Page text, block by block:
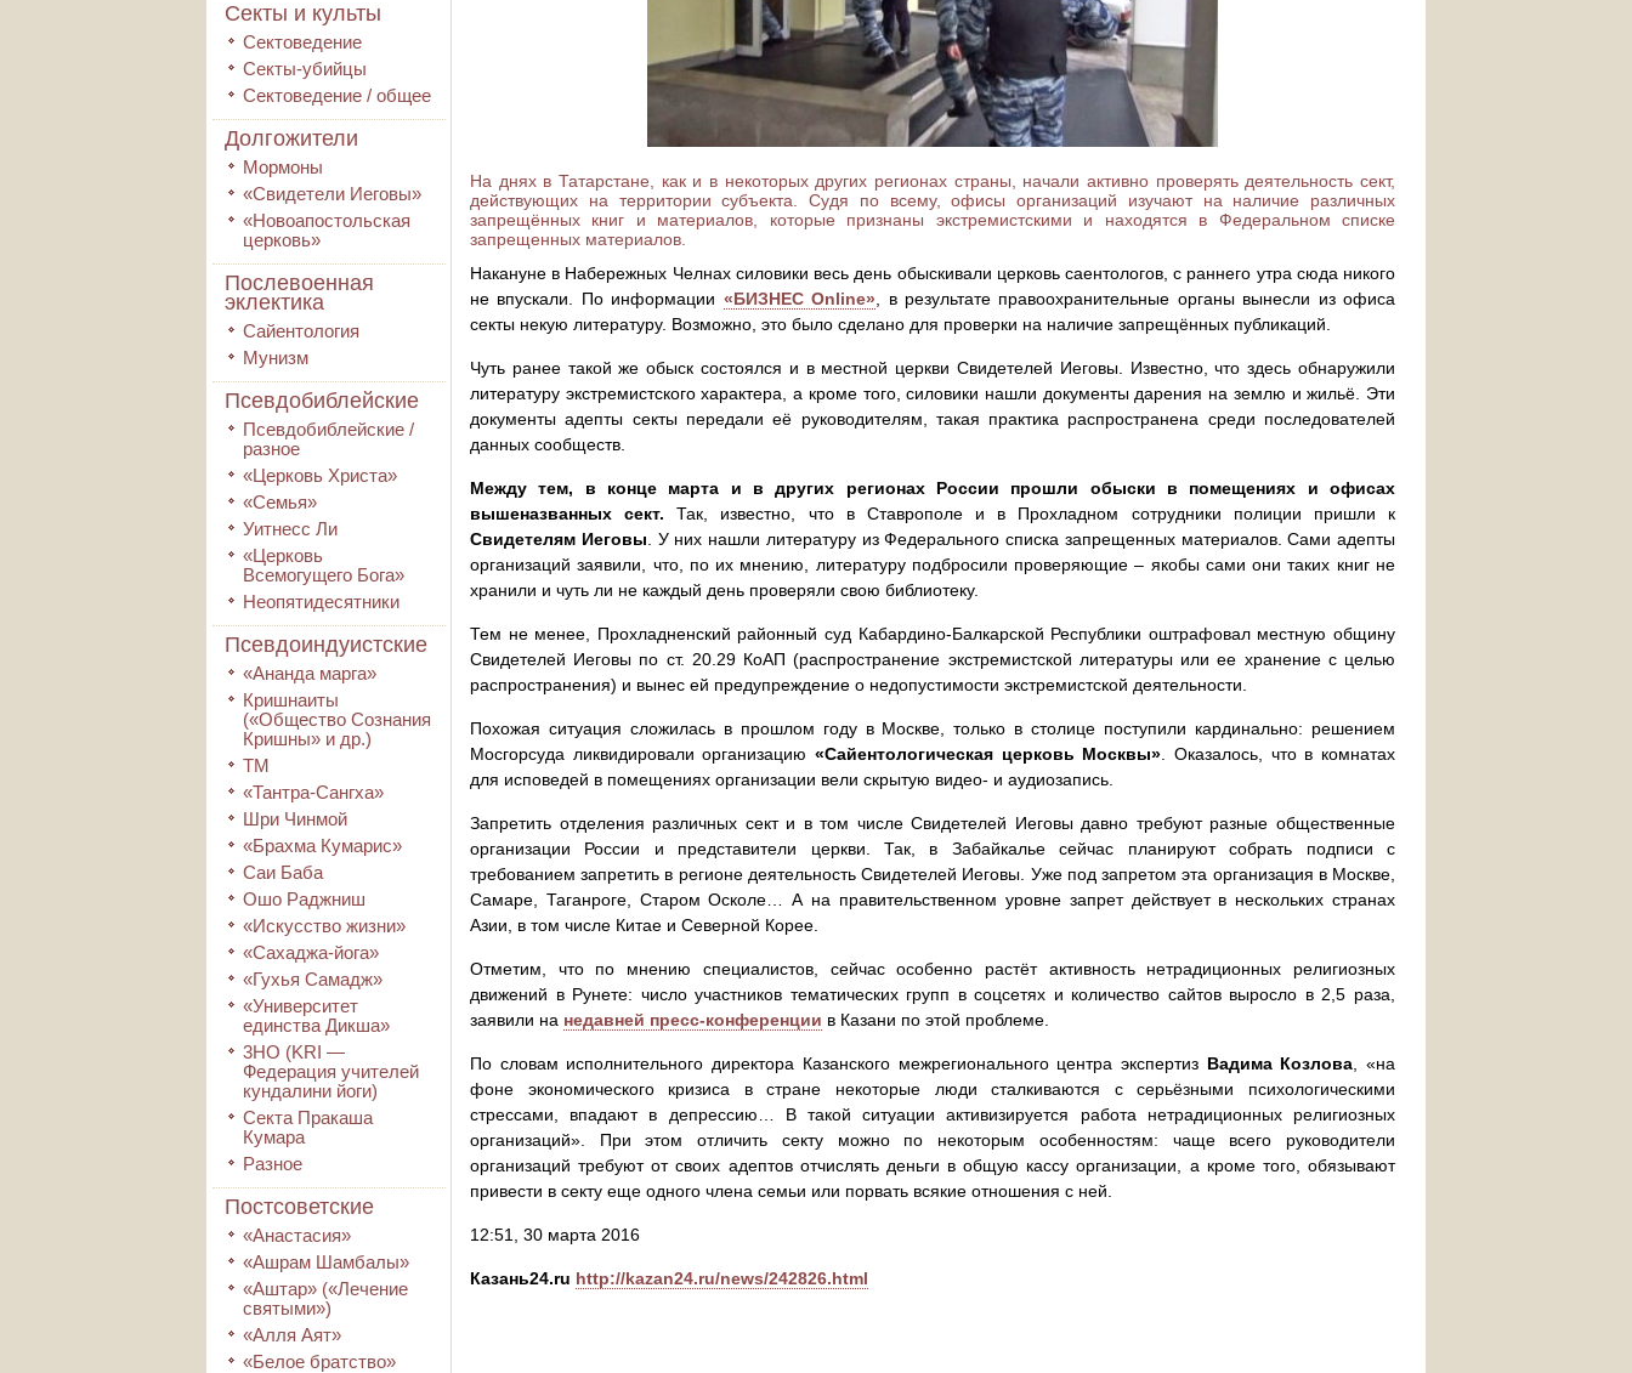
Секты и культы
Сектоведение
Секты-убийцы
Сектоведение / общее
Долгожители
Мормоны
«Свидетели Иеговы»
«Новоапостольская
церковь»
Послевоенная
эклектика
Сайентология
Мунизм
Псевдобиблейские
Псевдобиблейские /
разное
«Церковь Христа»
«Семья»
Уитнесс Ли
«Церковь
Всемогущего Бога»
Неопятидесятники
Псевдоиндуистские
«Ананда марга»
Кришнаиты
(«Общество Сознания
Кришны» и др.)
ТМ
«Тантра-Сангха»
Шри Чинмой
«Брахма Кумарис»
Саи Баба
Ошо Раджниш
«Искусство жизни»
«Сахаджа-йога»
«Гухья Самадж»
«Университет
единства Дикша»
3HO (KRI ―
Федерация учителей
кундалини йоги)
Секта Пракаша
Кумара
Разное
Постсоветские
«Анастасия»
«Ашрам Шамбалы»
«Аштар» («Лечение
святыми»)
«Алля Аят»
«Белое братство»
На днях в Татарстане, как и в некоторых других регионах страны, начали активно проверять деятельность сект,
действующих на территории субъекта. Судя по всему, офисы организаций изучают на наличие различных
запрещённых книг и материалов, которые признаны экстремистскими и находятся в Федеральном списке
запрещенных материалов.
Накануне в Набережных Челнах силовики весь день обыскивали церковь саентологов, с раннего утра сюда никого
не впускали. По информации «БИЗНЕС Online» , в результате правоохранительные органы вынесли из офиса
секты некую литературу. Возможно, это было сделано для проверки на наличие запрещённых публикаций.
Чуть ранее такой же обыск состоялся и в местной церкви Свидетелей Иеговы. Известно, что здесь обнаружили
литературу экстремистского характера, а кроме того, силовики нашли документы дарения на землю и жильё. Эти
документы адепты секты передали её руководителям, такая практика распространена среди последователей
данных сообществ.
Между тем, в конце марта и в других регионах России прошли обыски в помещениях и офисах
вышеназванных сект. Так, известно, что в Ставрополе и в Прохладном сотрудники полиции пришли к
Свидетелям Иеговы . У них нашли литературу из Федерального списка запрещенных материалов. Сами адепты
организаций заявили, что, по их мнению, литературу подбросили проверяющие – якобы сами они таких книг не
хранили и чуть ли не каждый день проверяли свою библиотеку.
Тем не менее, Прохладненский районный суд Кабардино-Балкарской Республики оштрафовал местную общину
Свидетелей Иеговы по ст. 20.29 КоАП (распространение экстремистской литературы или ее хранение с целью
распространения) и вынес ей предупреждение о недопустимости экстремистской деятельности.
Похожая ситуация сложилась в прошлом году в Москве, только в столице поступили кардинально: решением
Мосгорсуда ликвидировали организацию «Сайентологическая церковь Москвы» . Оказалось, что в комнатах
для исповедей в помещениях организации вели скрытую видео- и аудиозапись.
Запретить отделения различных сект и в том числе Свидетелей Иеговы давно требуют разные общественные
организации России и представители церкви. Так, в Забайкалье сейчас планируют собрать подписи с
требованием запретить в регионе деятельность Свидетелей Иеговы. Уже под запретом эта организация в Москве,
Самаре, Таганроге, Старом Осколе… А на правительственном уровне запрет действует в нескольких странах
Азии, в том числе Китае и Северной Корее.
Отметим, что по мнению специалистов, сейчас особенно растёт активность нетрадиционных религиозных
движений в Рунете: число участников тематических групп в соцсетях и количество сайтов выросло в 2,5 раза,
заявили на недавней пресс-конференции в Казани по этой проблеме.
По словам исполнительного директора Казанского межрегионального центра экспертиз Вадима Козлова , «на
фоне экономического кризиса в стране некоторые люди сталкиваются с серьёзными психологическими
стрессами, впадают в депрессию… В такой ситуации активизируется работа нетрадиционных религиозных
организаций». При этом отличить секту можно по некоторым особенностям: чаще всего руководители
организаций требуют от своих адептов отчислять деньги в общую кассу организации, а кроме того, обязывают
привести в секту еще одного члена семьи или порвать всякие отношения с ней.
12:51, 30 марта 2016
Казань24.ru http://kazan24.ru/news/242826.html